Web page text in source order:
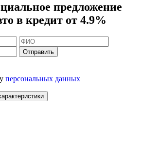
предложение
в кредит от 4.9%
Отправить
персональных данных